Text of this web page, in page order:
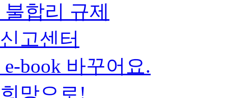
불합리 규제
신고센터
e-book 바꾸어요.
희망으로!